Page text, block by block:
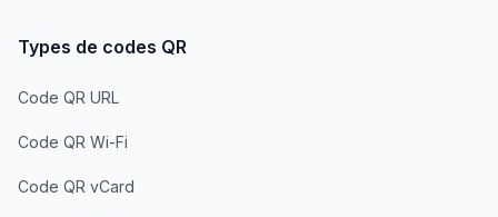
Types de codes QR
Code QR URL
Code QR Wi-Fi
Code QR vCard